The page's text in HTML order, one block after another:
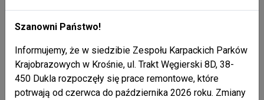
unikalnego pasma Beskidów.
reprezentująca Gorczański Park Narodowy, która w trakcie
spotkania przybliżyła kulisy powstania projektu oraz
podzieliła się wiedzą na temat prezentowanych fotografii,
opowiadając o unikalnych walorach przyrodniczych, które
Szanowni Państwo!
Informujemy, że w siedzibie Zespołu Karpackich Parków
Krajobrazowych w Krośnie, ul. Trakt Węgierski 8D, 38-
450 Dukla rozpoczęły się prace remontowe, które
potrwają od czerwca do października 2026 roku. Zmiany